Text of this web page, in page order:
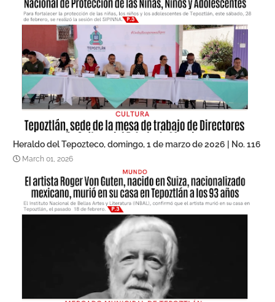
Heraldo del Tepozteco, domingo, 1 de marzo de 2026 | No. 116
March 01, 2026